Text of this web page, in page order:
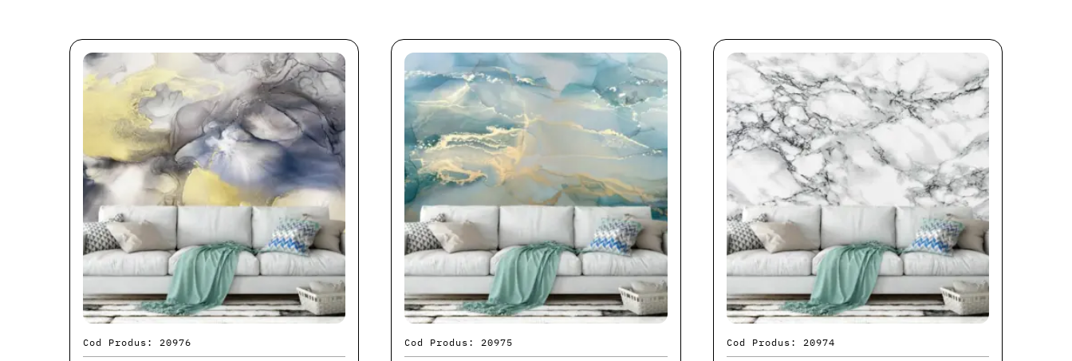
Cod Produs: 20976 Cod Produs: 20975 Cod Produs: 20974